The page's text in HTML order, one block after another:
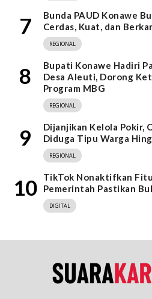
7
Bunda PAUD Konawe
Cerdas, Kuat, dan
REGIONAL
8
Bupati Konawe Hadiri
Desa Aleuti, Dorong
Program MBG
REGIONAL
9
Dijanjikan Kelola Pokir,
Diduga Tipu Warga
REGIONAL
10
TikTok Nonaktifkan
Pemerintah Pastikan
DIGITAL